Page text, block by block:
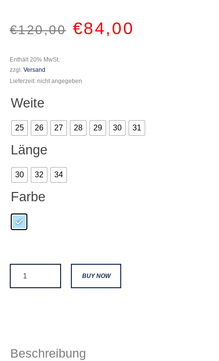
€120,00 €84,00
Enthält 20% MwSt.
zzgl. Versand
Lieferzeit: nicht angegeben
Weite
25 26 27 28 29 30 31
Länge
30 32 34
Farbe
BUY NOW
Beschreibung